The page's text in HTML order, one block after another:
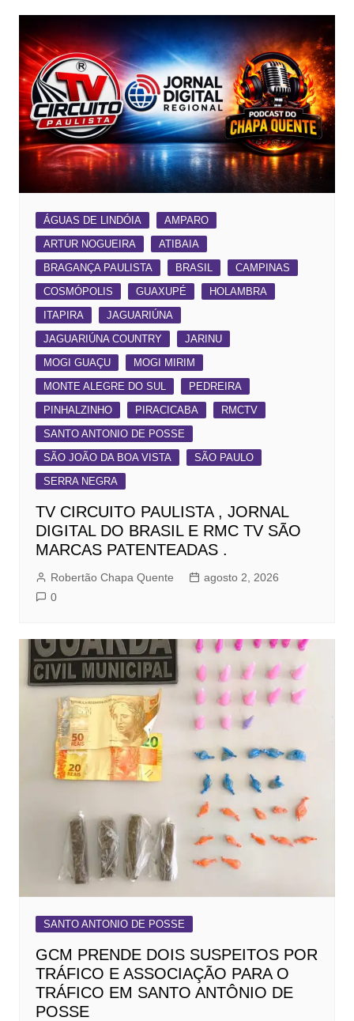
ÁGUAS DE LINDÓIA
AMPARO
ARTUR NOGUEIRA
ATIBAIA
BRAGANÇA PAULISTA
BRASIL
CAMPINAS
COSMÓPOLIS
GUAXUPÉ
HOLAMBRA
ITAPIRA
JAGUARIÚNA
JAGUARIÚNA COUNTRY
JARINU
MOGI GUAÇU
MOGI MIRIM
MONTE ALEGRE DO SUL
PEDREIRA
PINHALZINHO
PIRACICABA
RMCTV
SANTO ANTONIO DE POSSE
SÃO JOÃO DA BOA VISTA
SÃO PAULO
SERRA NEGRA
TV CIRCUITO PAULISTA , JORNAL
DIGITAL DO BRASIL E RMC TV SÃO
MARCAS PATENTEADAS .
Robertão Chapa Quente
agosto 2, 2026
0
SANTO ANTONIO DE POSSE
GCM PRENDE DOIS SUSPEITOS POR
TRÁFICO E ASSOCIAÇÃO PARA O
TRÁFICO EM SANTO ANTÔNIO DE
POSSE